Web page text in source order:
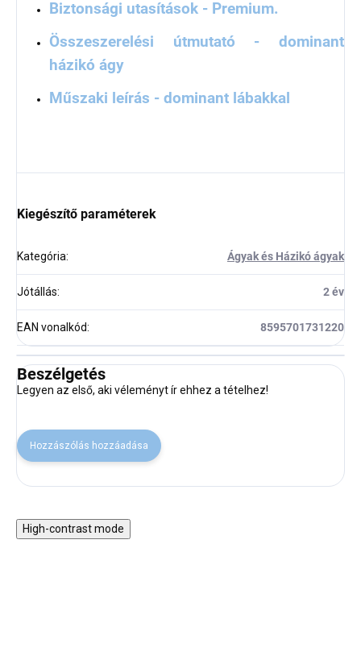
Biztonsági utasítások - Premium.
Összeszerelési útmutató - dominant
házikó ágy
Műszaki leírás - dominant lábakkal
Kiegészítő paraméterek
Kategória: Ágyak és Házikó ágyak
Jótállás: 2 év
EAN vonalkód: 8595701731220
Beszélgetés
Legyen az első, aki véleményt ír ehhez a tételhez!
Hozzászólás hozzáadása
High-contrast mode